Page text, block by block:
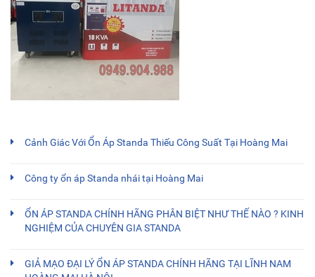
Cảnh Giác Với Ổn Áp Standa Thiếu Công Suất Tại Hoàng Mai
Công ty ổn áp Standa nhái tại Hoàng Mai
ỔN ÁP STANDA CHÍNH HÃNG PHÂN BIỆT NHƯ THẾ NÀO ? KINH
NGHIỆM CỦA CHUYÊN GIA STANDA
GIẢ MẠO ĐẠI LÝ ỔN ÁP STANDA CHÍNH HÃNG TẠI LĨNH NAM